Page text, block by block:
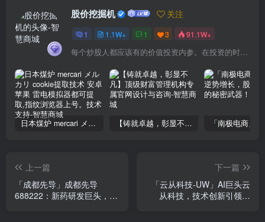
股价挖掘机 关注
1 1.1W+ 1 3 91.1W+
每个炒股人都应该有的价值投资内参。在投资的时候，我们把自己看成是企业分析师——而不是市场分析师，也不是宏观经济分析师，更不是证券分析师。
日本煤炉 mercari メルカリ cookie提取技术 安卓 苹果 雷电模拟器都可提取,指纹浏览器上号。技术支持 【铸就卓越，彰显不凡】顶级财富管理机构专属官网设计与咨询
上一篇
「成都先导」成都先导
688222：新药研发巨头，业
下一篇
「云从科技-UW」AI巨头云
从科技，技术创新引领未